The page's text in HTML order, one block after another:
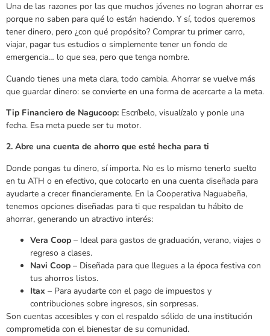
Una de las razones por las que muchos jóvenes no logran ahorrar es
porque no saben para qué lo están haciendo. Y sí, todos queremos
tener dinero, pero ¿con qué propósito? Comprar tu primer carro,
viajar, pagar tus estudios o simplemente tener un fondo de
emergencia… lo que sea, pero que tenga nombre.
Cuando tienes una meta clara, todo cambia. Ahorrar se vuelve más
que guardar dinero: se convierte en una forma de acercarte a la meta.
Tip Financiero de Nagucoop: Escríbelo, visualízalo y ponle una
fecha. Esa meta puede ser tu motor.
2. Abre una cuenta de ahorro que esté hecha para ti
Donde pongas tu dinero, sí importa. No es lo mismo tenerlo suelto
en tu ATH o en efectivo, que colocarlo en una cuenta diseñada para
ayudarte a crecer financieramente. En la Cooperativa Naguabeña,
tenemos opciones diseñadas para ti que respaldan tu hábito de
ahorrar, generando un atractivo interés:
Vera Coop – Ideal para gastos de graduación, verano, viajes o
regreso a clases.
Navi Coop – Diseñada para que llegues a la época festiva con
tus ahorros listos.
Itax – Para ayudarte con el pago de impuestos y
contribuciones sobre ingresos, sin sorpresas.
Son cuentas accesibles y con el respaldo sólido de una institución
comprometida con el bienestar de su comunidad.